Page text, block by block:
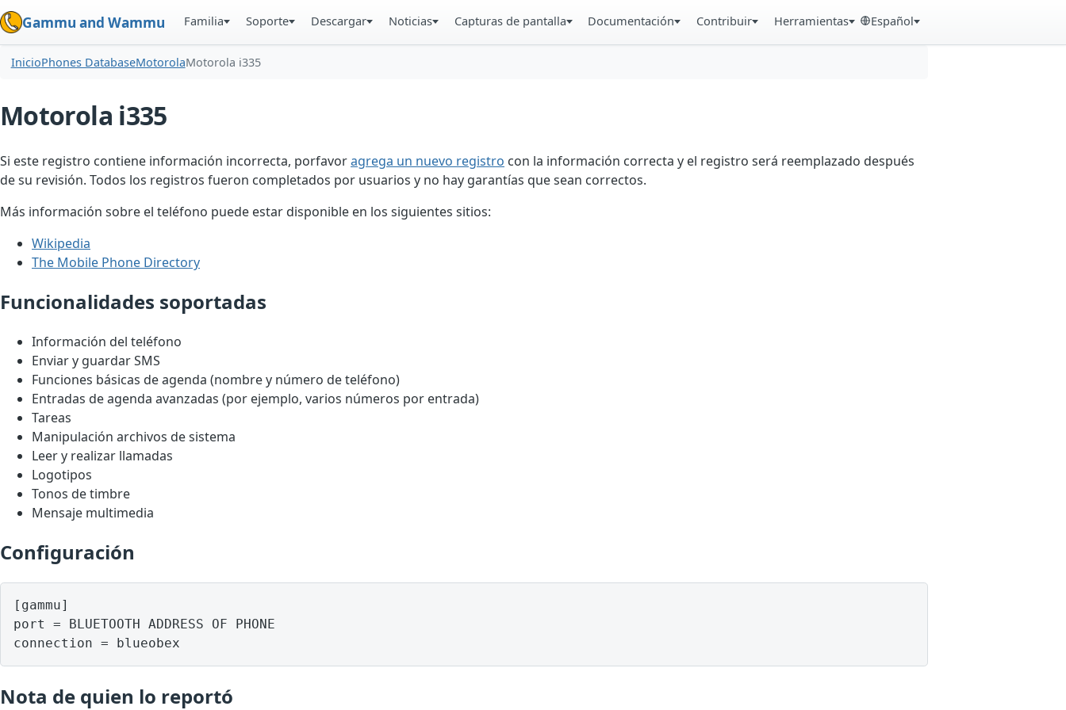
Gammu and Wammu Familia Soporte Descargar Noticias Capturas de pantalla Documentación Contribuir Herramientas Español
InicioPhones DatabaseMotorolaMotorola i335
Motorola i335
Si este registro contiene información incorrecta, porfavoragrega un nuevo registro con la información correcta y el registro será reemplazado después
de su revisión. Todos los registros fueron completados por usuarios y no hay garantías que sean correctos.
Más información sobre el teléfono puede estar disponible en los siguientes sitios:
Wikipedia
The Mobile Phone Directory
Funcionalidades soportadas
Información del teléfono
Enviar y guardar SMS
Funciones básicas de agenda (nombre y número de teléfono)
Entradas de agenda avanzadas (por ejemplo, varios números por entrada)
Tareas
Manipulación archivos de sistema
Leer y realizar llamadas
Logotipos
Tonos de timbre
Mensaje multimedia
Configuración
[gammu]
port = BLUETOOTH ADDRESS OF PHONE
Nota de quien lo reportó